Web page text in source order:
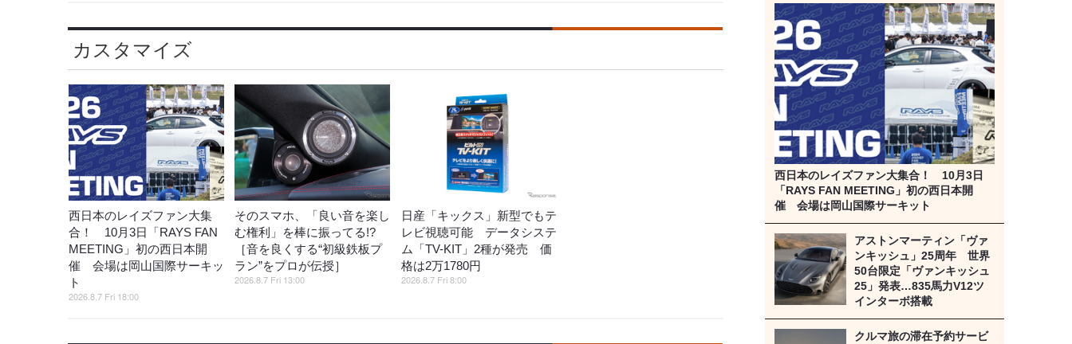
カスタマイズ
西日本のレイズファン大集
合！ 10月3日「RAYS FAN
MEETING」初の西日本開
催 会場は岡山国際サーキッ
ト
2026.8.7 Fri 18:00
そのスマホ、「良い音を楽し
む権利」を棒に振ってる!?
［音を良くする“初級鉄板プ
ラン”をプロが伝授］
2026.8.7 Fri 13:00
日産「キックス」新型でもテ
レビ視聴可能 データシステ
ム「TV-KIT」2種が発売 価
格は2万1780円
2026.8.7 Fri 8:00
西日本のレイズファン大集合！ 10月3日
「RAYS FAN MEETING」初の西日本開
催 会場は岡山国際サーキット
アストンマーティン「ヴァ
ンキッシュ」25周年 世界
50台限定「ヴァンキッシュ
25」発表…835馬力V12ツ
インターボ搭載
クルマ旅の滞在予約サービ